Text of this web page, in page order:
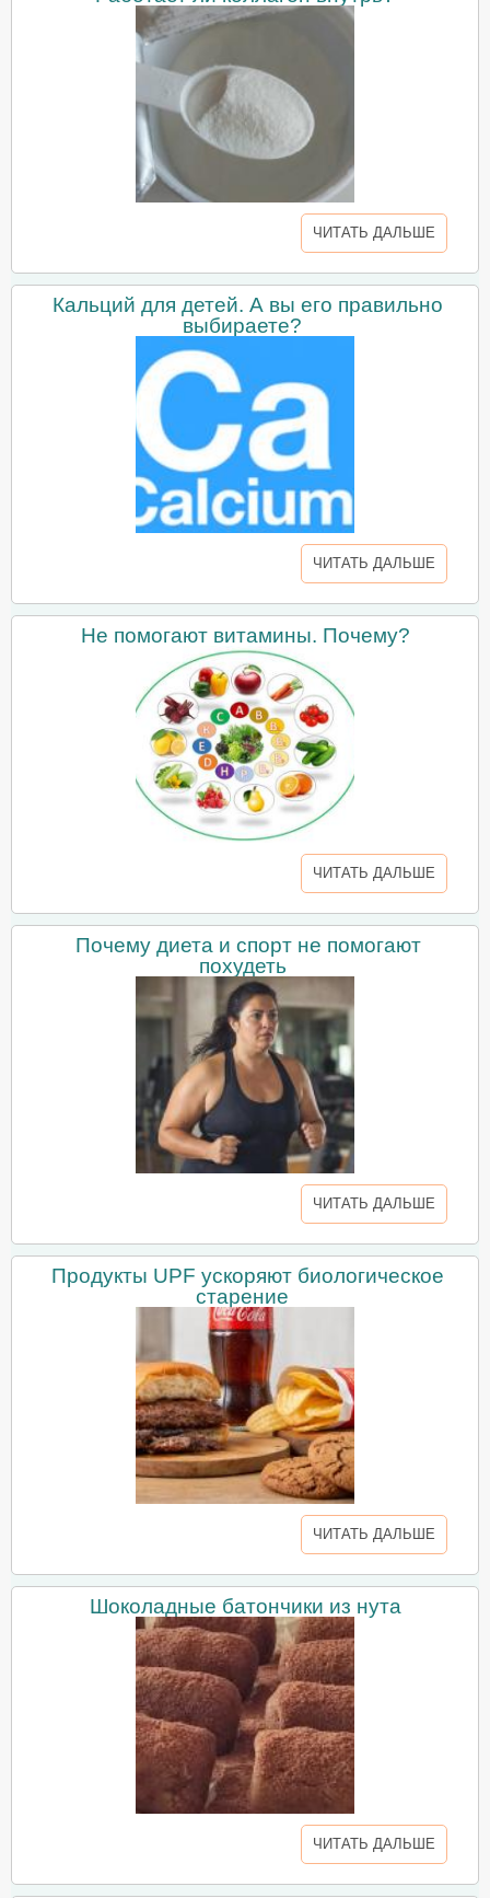
ЧИТАТЬ ДАЛЬШЕ
Кальций для детей. А вы его правильно
выбираете?
ЧИТАТЬ ДАЛЬШЕ
Не помогают витамины. Почему?
ЧИТАТЬ ДАЛЬШЕ
Почему диета и спорт не помогают
похудеть
ЧИТАТЬ ДАЛЬШЕ
Продукты UPF ускоряют биологическое
старение
ЧИТАТЬ ДАЛЬШЕ
Шоколадные батончики из нута
ЧИТАТЬ ДАЛЬШЕ